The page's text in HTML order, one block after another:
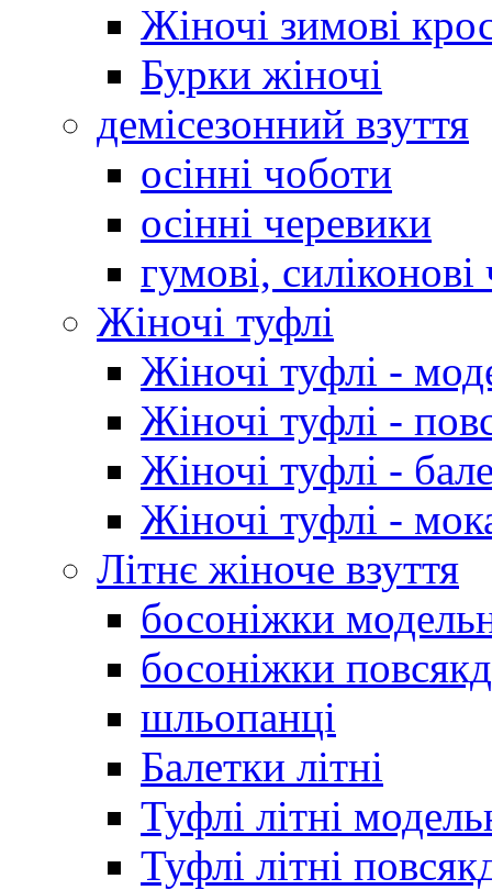
Жіночі зимові
Бурки жіночі
демісезонний взуття
осінні чоботи
осінні черевики
гумові,
Жіночі туфлі
Жіночі туфлі -
Жіночі туфлі -
Жіночі туфлі -
Жіночі туфлі -
Літнє жіноче взуття
босоніжки
босоніжки
шльопанці
Балетки літні
Туфлі літні
Туфлі літні